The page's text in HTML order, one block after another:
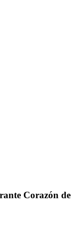
Corazón de